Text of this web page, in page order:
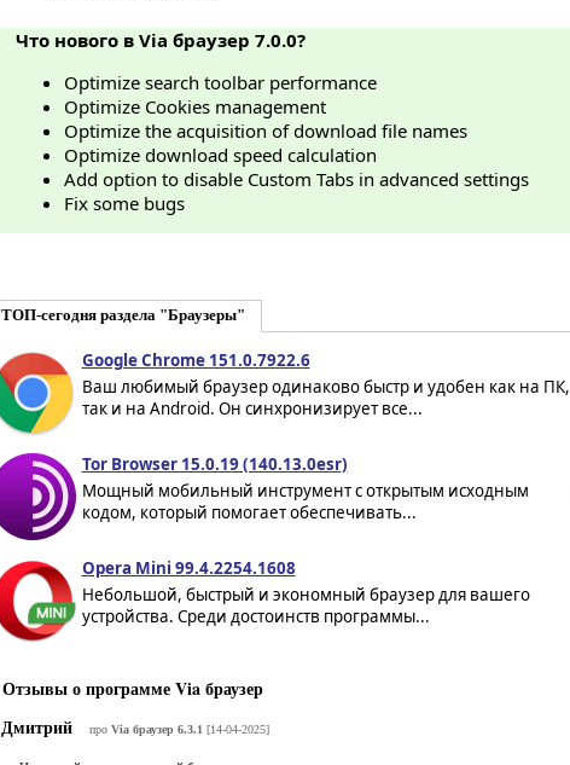
Что нового в Via браузер 7.0.0?
Optimize search toolbar performance
Optimize Cookies management
Optimize the acquisition of download file names
Optimize download speed calculation
Add option to disable Custom Tabs in advanced settings
Fix some bugs
ТОП-сегодня раздела "Браузеры"
Google Chrome 151.0.7922.6
Ваш любимый браузер одинаково быстр и удобен как на ПК,
так и на Android. Он синхронизирует все...
Tor Browser 15.0.19 (140.13.0esr)
Мощный мобильный инструмент с открытым исходным
кодом, который помогает обеспечивать...
Opera Mini 99.4.2254.1608
Небольшой, быстрый и экономный браузер для вашего
устройства. Среди достоинств программы...
Отзывы о программе Via браузер
Дмитрий
про Via браузер 6.3.1 [14-04-2025]